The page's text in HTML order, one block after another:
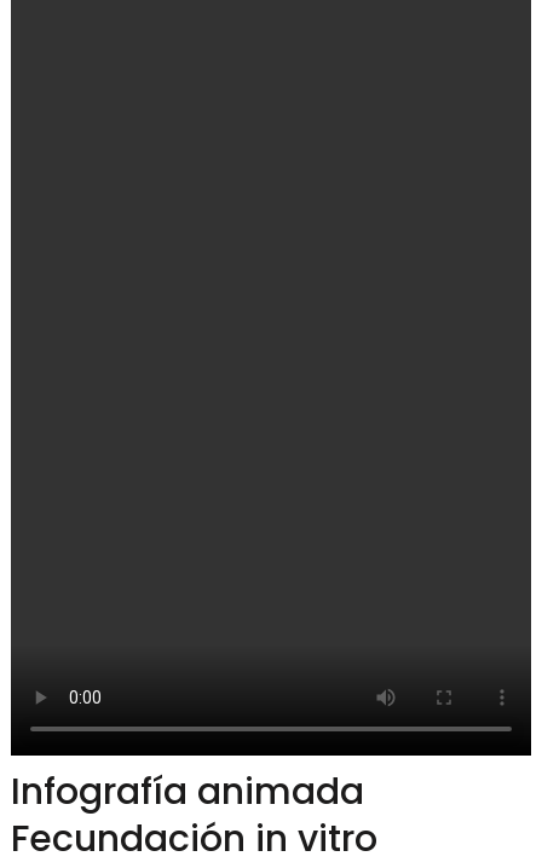
Infografía animada
Fecundación in vitro